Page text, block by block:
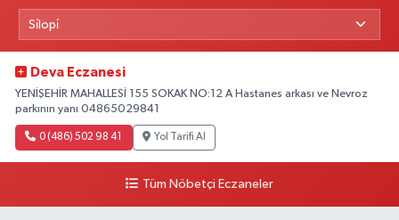
Deva Eczanesi
YENİŞEHİR MAHALLESİ 155 SOKAK NO:12 A Hastanes arkası ve Nevroz
parkının yanı 04865029841
0 (486) 502 98 41 Yol Tarifi Al
Tüm Nöbetçi Eczaneler